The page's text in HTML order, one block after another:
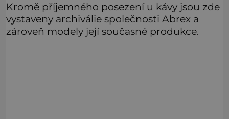
Kromě příjemného posezení u kávy jsou zde
vystaveny archiválie společnosti Abrex a
zároveň modely její současné produkce.